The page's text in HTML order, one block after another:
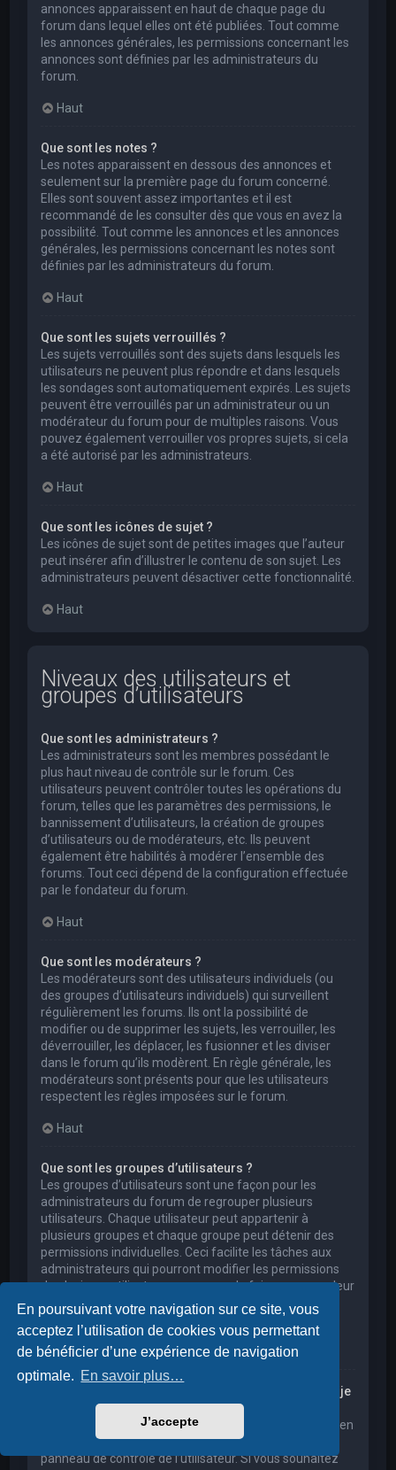
En poursuivant votre navigation sur ce site, vous
acceptez l’utilisation de cookies vous permettant
de bénéficier d’une expérience de navigation
optimale. En savoir plus…
J’accepte
annonces apparaissent en haut de chaque page du
forum dans lequel elles ont été publiées. Tout comme
les annonces générales, les permissions concernant les
annonces sont définies par les administrateurs du
forum.
Haut
Que sont les notes ?
Les notes apparaissent en dessous des annonces et
seulement sur la première page du forum concerné.
Elles sont souvent assez importantes et il est
recommandé de les consulter dès que vous en avez la
possibilité. Tout comme les annonces et les annonces
générales, les permissions concernant les notes sont
définies par les administrateurs du forum.
Haut
Que sont les sujets verrouillés ?
Les sujets verrouillés sont des sujets dans lesquels les
utilisateurs ne peuvent plus répondre et dans lesquels
les sondages sont automatiquement expirés. Les sujets
peuvent être verrouillés par un administrateur ou un
modérateur du forum pour de multiples raisons. Vous
pouvez également verrouiller vos propres sujets, si cela
a été autorisé par les administrateurs.
Haut
Que sont les icônes de sujet ?
Les icônes de sujet sont de petites images que l’auteur
peut insérer afin d’illustrer le contenu de son sujet. Les
administrateurs peuvent désactiver cette fonctionnalité.
Haut
Niveaux des utilisateurs et
groupes d’utilisateurs
Que sont les administrateurs ?
Les administrateurs sont les membres possédant le
plus haut niveau de contrôle sur le forum. Ces
utilisateurs peuvent contrôler toutes les opérations du
forum, telles que les paramètres des permissions, le
bannissement d’utilisateurs, la création de groupes
d’utilisateurs ou de modérateurs, etc. Ils peuvent
également être habilités à modérer l’ensemble des
forums. Tout ceci dépend de la configuration effectuée
par le fondateur du forum.
Haut
Que sont les modérateurs ?
Les modérateurs sont des utilisateurs individuels (ou
des groupes d’utilisateurs individuels) qui surveillent
régulièrement les forums. Ils ont la possibilité de
modifier ou de supprimer les sujets, les verrouiller, les
déverrouiller, les déplacer, les fusionner et les diviser
dans le forum qu’ils modèrent. En règle générale, les
modérateurs sont présents pour que les utilisateurs
respectent les règles imposées sur le forum.
Haut
Que sont les groupes d’utilisateurs ?
Les groupes d’utilisateurs sont une façon pour les
administrateurs du forum de regrouper plusieurs
utilisateurs. Chaque utilisateur peut appartenir à
plusieurs groupes et chaque groupe peut détenir des
permissions individuelles. Ceci facilite les tâches aux
administrateurs qui pourront modifier les permissions
de plusieurs utilisateurs en une seule fois, ou encore leur
accorder des pouvoirs de modération, ou bien leur
donner accès à un forum privé.
Haut
Où sont les groupes d’utilisateurs et comment puis-je
en rejoindre un ?
Vous pouvez consulter tous les groupes d’utilisateurs en
cliquant sur le lien « Groupes d’utilisateurs » depuis le
panneau de contrôle de l’utilisateur. Si vous souhaitez